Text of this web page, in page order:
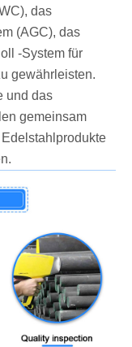
das
(AGC), das
-System für
gewährleisten.
und das
gemeinsam